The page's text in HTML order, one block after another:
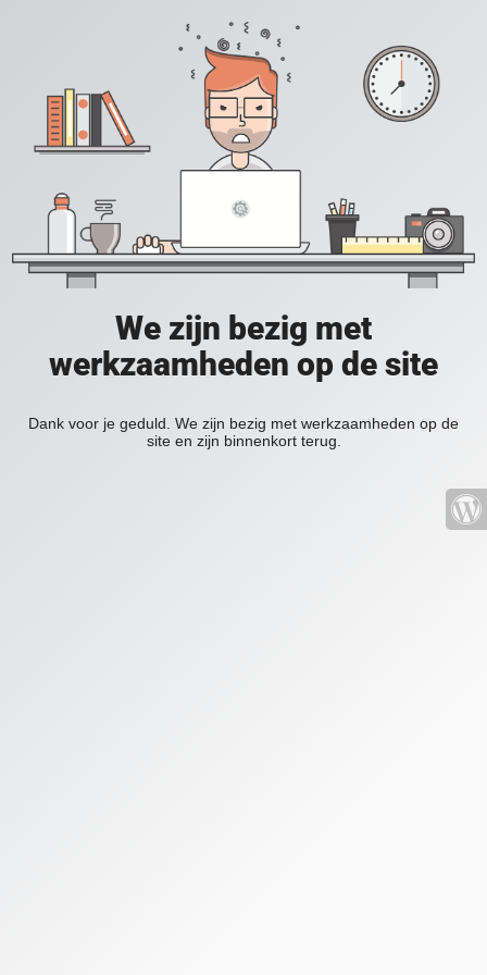
We zijn bezig met
werkzaamheden op de site
Dank voor je geduld. We zijn bezig met werkzaamheden op de
site en zijn binnenkort terug.